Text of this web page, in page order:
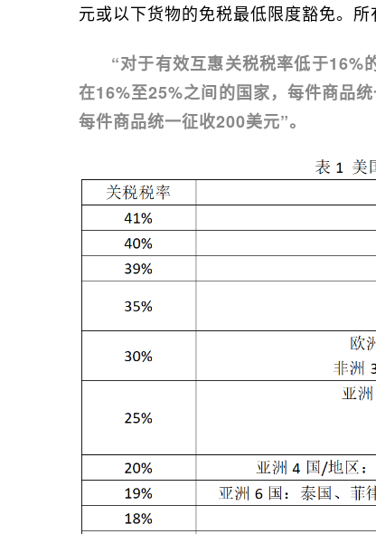
元或以下货物的免税最低限度豁免。
“对于有效互惠关税税率低于16%
在16%至25%之间的国家，每件商品
每件商品统一征收200美元”。